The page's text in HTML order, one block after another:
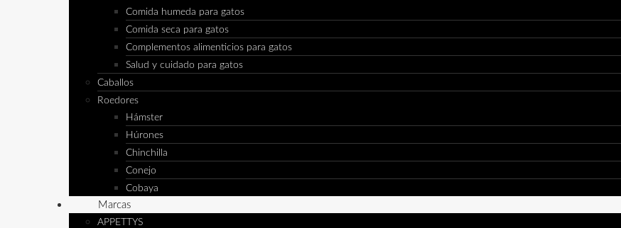
Comida humeda para gatos
Comida seca para gatos
Complementos alimenticios para gatos
Salud y cuidado para gatos
Caballos
Roedores
Hámster
Húrones
Chinchilla
Conejo
Cobaya
Marcas
APPETTYS